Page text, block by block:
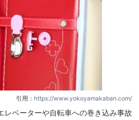
引用： https://www.yokoyamakaban.com/
レベーターや自転車への巻き込み事故